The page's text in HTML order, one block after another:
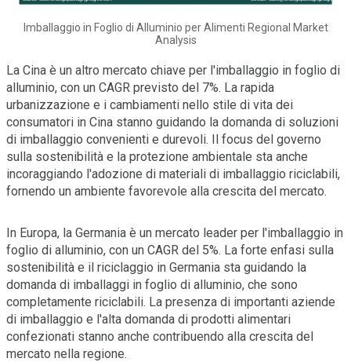
Imballaggio in Foglio di Alluminio per Alimenti Regional Market
Analysis
La Cina è un altro mercato chiave per l'imballaggio in foglio di
alluminio, con un CAGR previsto del 7%. La rapida
urbanizzazione e i cambiamenti nello stile di vita dei
consumatori in Cina stanno guidando la domanda di soluzioni
di imballaggio convenienti e durevoli. Il focus del governo
sulla sostenibilità e la protezione ambientale sta anche
incoraggiando l'adozione di materiali di imballaggio riciclabili,
fornendo un ambiente favorevole alla crescita del mercato.
In Europa, la Germania è un mercato leader per l'imballaggio in
foglio di alluminio, con un CAGR del 5%. La forte enfasi sulla
sostenibilità e il riciclaggio in Germania sta guidando la
domanda di imballaggi in foglio di alluminio, che sono
completamente riciclabili. La presenza di importanti aziende
di imballaggio e l'alta domanda di prodotti alimentari
confezionati stanno anche contribuendo alla crescita del
mercato nella regione.